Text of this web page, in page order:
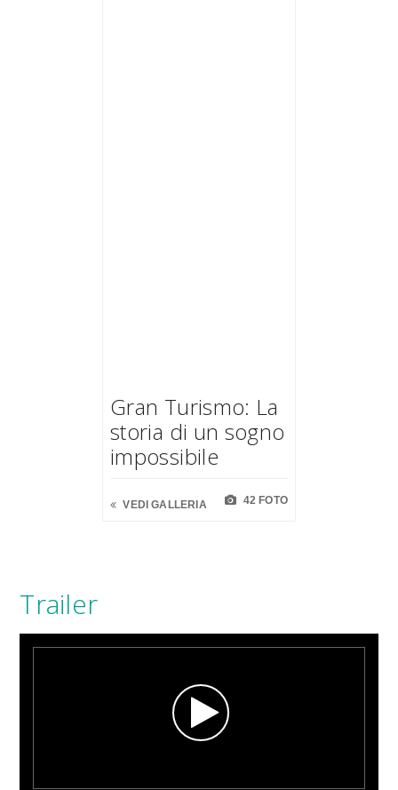
Gran Turismo: La
storia di un sogno
impossibile
VEDI GALLERIA 42 FOTO
Trailer